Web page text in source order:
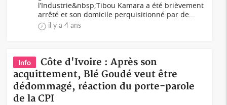
l’Industrie&nbsp;Tibou Kamara a été brièvement
arrêté et son domicile perquisitionné par de...
il y a 4 ans
Info
Côte d'Ivoire : Après son
acquittement, Blé Goudé veut être
dédommagé, réaction du porte-parole
de la CPI